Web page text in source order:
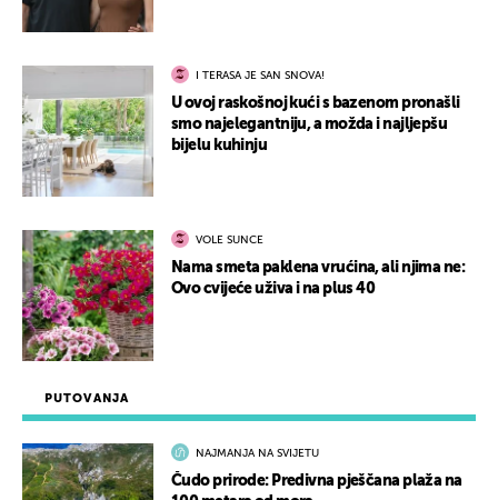
PUTOVANJA
NAJMANJA NA SVIJETU
Čudo prirode: Predivna pješčana plaža na
I TERASA JE SAN SNOVA!
U ovoj raskošnoj kući s bazenom pronašli
smo najelegantniju, a možda i najljepšu
bijelu kuhinju
VOLE SUNCE
Nama smeta paklena vrućina, ali njima ne:
Ovo cvijeće uživa i na plus 40